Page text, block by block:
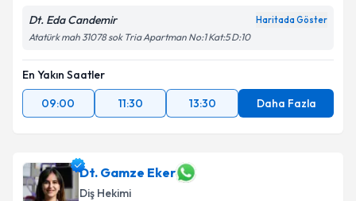
Dt. Eda Candemir Haritada Göster
Atatürk mah 31078 sok Tria Apartman No:1 Kat:5 D:10
En Yakın Saatler
09:00
11:30 13:30 Daha Fazla
Dt. Gamze Eker
Diş Hekimi